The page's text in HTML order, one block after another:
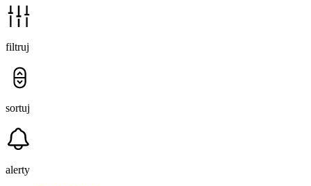
filtruj
sortuj
alerty